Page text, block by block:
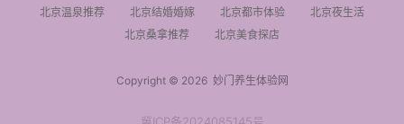
北京温泉推荐
北京结婚婚嫁 北京都市体验
北京夜生活
北京桑拿推荐
北京美食探店
Copyright © 2026妙门养生体验网